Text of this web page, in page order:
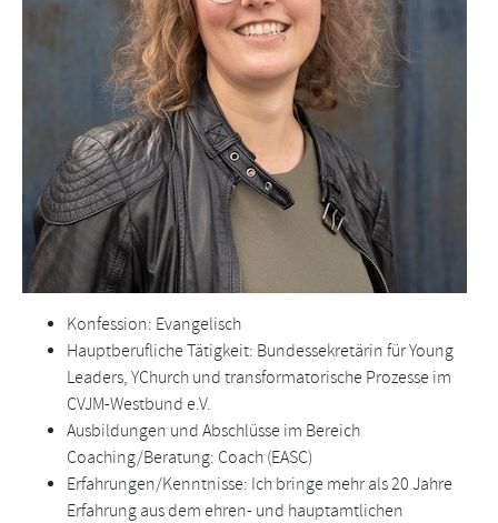
Konfession: Evangelisch
Hauptberufliche Tätigkeit: Bundessekretärin für Young
Leaders, YChurch und transformatorische Prozesse im
CVJM-Westbund e.V.
Ausbildungen und Abschlüsse im Bereich
Coaching/Beratung: Coach (EASC)
Erfahrungen/Kenntnisse: Ich bringe mehr als 20 Jahre
Erfahrung aus dem ehren- und hauptamtlichen